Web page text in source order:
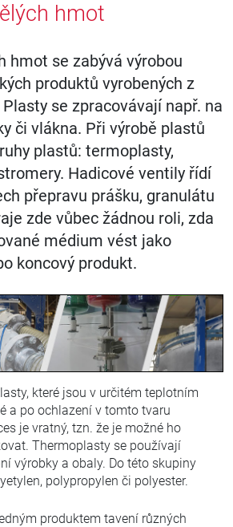
hmot
hmot se zabývá výrobou
produktů vyrobených z
se zpracovávají např. na
či vlákna. Při výrobě plastů
plastů: termoplasty,
Hadicové ventily řídí
přepravu prášku, granulátu
zde vůbec žádnou roli, zda
médium vést jako
koncový produkt.
které jsou v určitém teplotním
a po ochlazení v tomto tvaru
je vratný, tzn. že je možné ho
Thermoplasty se používají
výrobky a obaly. Do této skupiny
polypropylen či polyester.
produktem tavení různých